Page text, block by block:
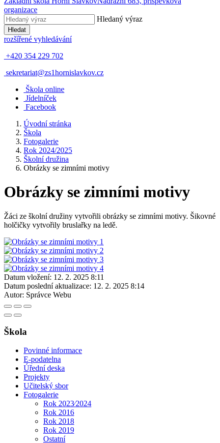
organizace
Hledaný výraz
Hledat
rozšířené vyhledávání
+420 354 229 702
sekretariat@zs1hornislavkov.cz
Škola online
Jídelníček
Facebook
Úvodní stránka
Škola
Fotogalerie
Rok 2024/2025
Školní družina
Obrázky se zimními motivy
Obrázky se zimními motivy
Žáci ze školní družiny vytvořili obrázky se zimními motivy. Šikovné
holčičky vytvořily bruslařky na ledě.
Datum vložení: 12. 2. 2025 8:11
Datum poslední aktualizace: 12. 2. 2025 8:14
Autor: Správce Webu
Škola
Povinné informace
E-podatelna
Úřední deska
Projekty
Učitelský sbor
Fotogalerie
Rok 2023⁄2024
Rok 2016
Rok 2018
Rok 2019
Ostatní